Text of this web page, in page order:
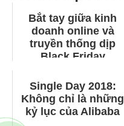
Bắt tay giữa kinh
doanh online và
truyền thống dịp
Black Friday
Single Day 2018:
Không chỉ là những
kỷ lục của Alibaba